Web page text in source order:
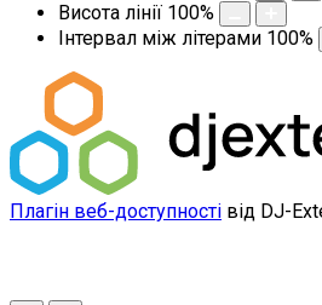
Висота лінії 100%
Інтервал між літерами 100%
Плагін веб-доступності від DJ-